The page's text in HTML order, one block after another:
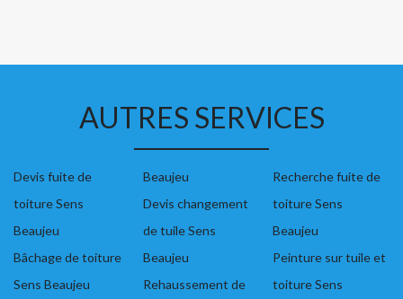
AUTRES SERVICES
Devis fuite de
toiture Sens
Beaujeu
Bâchage de toiture
Sens Beaujeu
Beaujeu
Devis changement
de tuile Sens
Beaujeu
Rehaussement de
Recherche fuite de
toiture Sens
Beaujeu
Peinture sur tuile et
toiture Sens